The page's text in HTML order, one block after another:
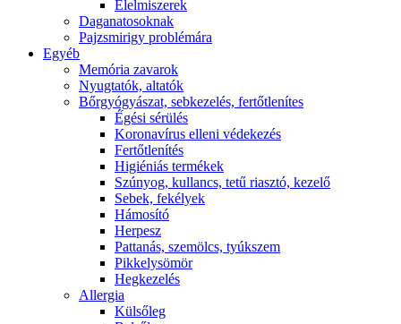
É́lelmiszerek
Daganatosoknak
Pajzsmirigy problémára
Egyéb
Memória zavarok
Nyugtatók, altatók
Bőrgyógyászat, sebkezelés, fertőtlenítes
É́gési sérülés
Koronavírus elleni védekezés
Fertőtlenítés
Higiéniás termékek
Szúnyog, kullancs, tetű riasztó, kezelő
Sebek, fekélyek
Hámosító
Herpesz
Pattanás, szemölcs, tyúkszem
Pikkelysömör
Hegkezelés
Allergia
Külsőleg